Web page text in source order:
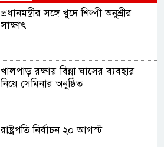
প্রধানমন্ত্রীর সঙ্গে খুদে শিল্পী অনুশ্রীর
সাক্ষাৎ
খালপাড় রক্ষায় বিন্না ঘাসের ব্যবহার
নিয়ে সেমিনার অনুষ্ঠিত
রাষ্ট্রপতি নির্বাচন ২০ আগস্ট